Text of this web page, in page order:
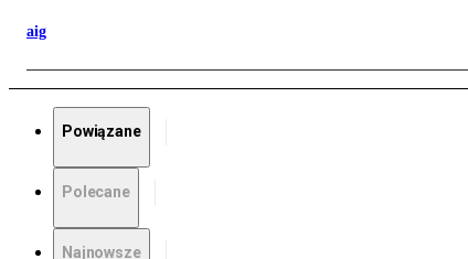
aig
Powiązane
Polecane
Najnowsze